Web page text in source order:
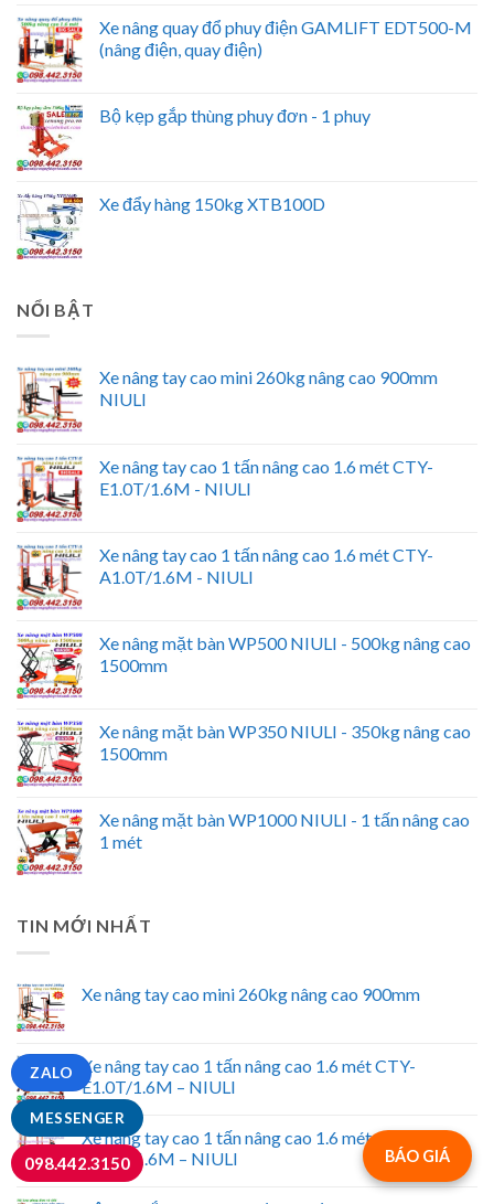
Xe nâng quay đổ phuy điện GAMLIFT EDT500-M
(nâng điện, quay điện)
Bộ kẹp gắp thùng phuy đơn - 1 phuy
Xe đẩy hàng 150kg XTB100D
NỔI BẬT
Xe nâng tay cao mini 260kg nâng cao 900mm
NIULI
Xe nâng tay cao 1 tấn nâng cao 1.6 mét CTY-
E1.0T/1.6M - NIULI
Xe nâng tay cao 1 tấn nâng cao 1.6 mét CTY-
A1.0T/1.6M - NIULI
Xe nâng mặt bàn WP500 NIULI - 500kg nâng cao
1500mm
Xe nâng mặt bàn WP350 NIULI - 350kg nâng cao
1500mm
Xe nâng mặt bàn WP1000 NIULI - 1 tấn nâng cao
1 mét
TIN MỚI NHẤT
Xe nâng tay cao mini 260kg nâng cao 900mm
Xe nâng tay cao 1 tấn nâng cao 1.6 mét CTY-
E1.0T/1.6M – NIULI
Xe nâng tay cao 1 tấn nâng cao 1.6 mét CTY-
A1.0T/1.6M – NIULI
BÁO GIÁ
MESSENGER
ZALO
098.442.3150